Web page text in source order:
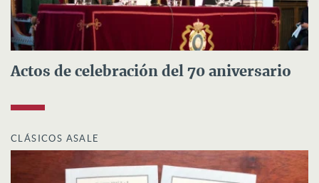
Actos de celebración del 70 aniversario
CLÁSICOS ASALE